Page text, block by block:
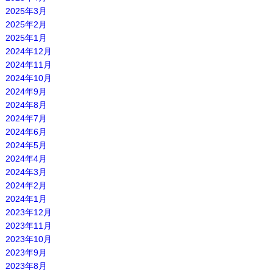
2025年3月
2025年2月
2025年1月
2024年12月
2024年11月
2024年10月
2024年9月
2024年8月
2024年7月
2024年6月
2024年5月
2024年4月
2024年3月
2024年2月
2024年1月
2023年12月
2023年11月
2023年10月
2023年9月
2023年8月